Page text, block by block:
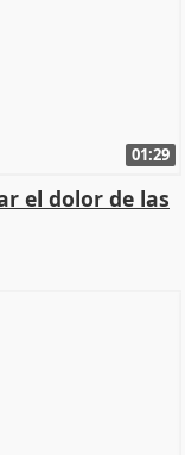
01:29
el dolor de las